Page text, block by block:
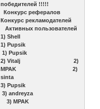
победителей !!!!!
Конкурс рефералов
Конкурс рекламодателей
Активных пользователей
1) Shell
1) Pupsik
1) Pupsik
2) Vitalj 2)
MPAK 2)
sinta
3) Pupsik
3) andreyza
3) MPAK